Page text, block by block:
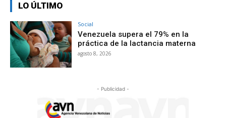
LO ÚLTIMO
Social
Venezuela supera el 79% en la
práctica de la lactancia materna
agosto 8, 2026
- Publicidad -